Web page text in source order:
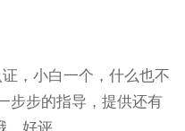
，小白一个，什么也不
步步的指导，提供还有
好评。